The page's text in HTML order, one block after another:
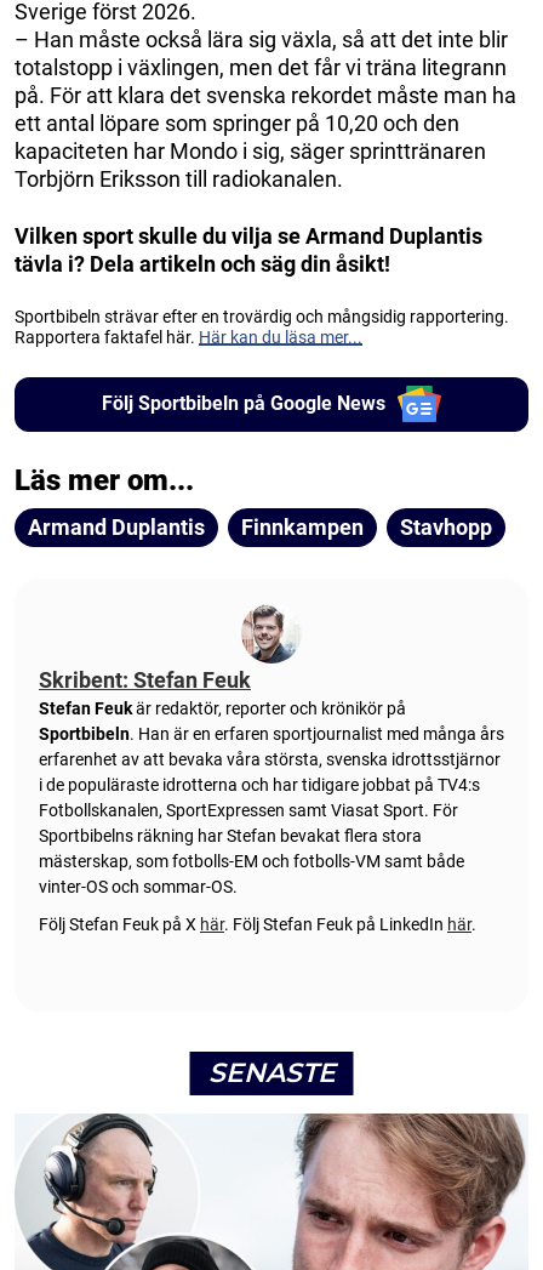
Sverige först 2026.
– Han måste också lära sig växla, så att det inte blir
totalstopp i växlingen, men det får vi träna litegrann
på. För att klara det svenska rekordet måste man ha
ett antal löpare som springer på 10,20 och den
kapaciteten har Mondo i sig, säger sprinttränaren
Torbjörn Eriksson till radiokanalen.
Vilken sport skulle du vilja se Armand Duplantis
tävla i? Dela artikeln och säg din åsikt!
Sportbibeln strävar efter en trovärdig och mångsidig rapportering.
Rapportera faktafel här. Här kan du läsa mer...
Följ Sportbibeln på Google News
Läs mer om...
Armand Duplantis Finnkampen Stavhopp
Skribent: Stefan Feuk
Stefan Feukär redaktör, reporter och krönikör på
Sportbibeln. Han är en erfaren sportjournalist med många års
erfarenhet av att bevaka våra största, svenska idrottsstjärnor
i de populäraste idrotterna och har tidigare jobbat på TV4:s
Fotbollskanalen, SportExpressen samt Viasat Sport. För
Sportbibelns räkning har Stefan bevakat flera stora
mästerskap, som fotbolls-EM och fotbolls-VM samt både
vinter-OS och sommar-OS.
Följ Stefan Feuk på X här. Följ Stefan Feuk på LinkedIn här.
SENASTE